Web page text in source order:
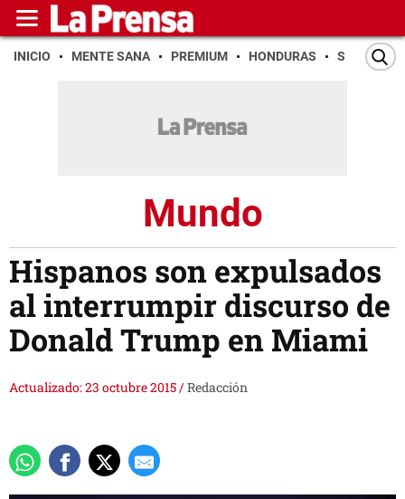
INICIO MENTE SANA PREMIUM HONDURAS SAN PEDRO
Mundo
Hispanos son expulsados
al interrumpir discurso de
Donald Trump en Miami
Actualizado: 23 octubre 2015/Redacción